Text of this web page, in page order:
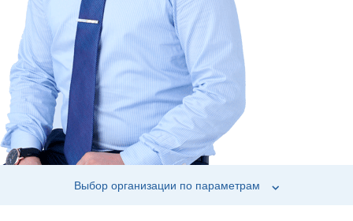
Выбор организации по параметрам